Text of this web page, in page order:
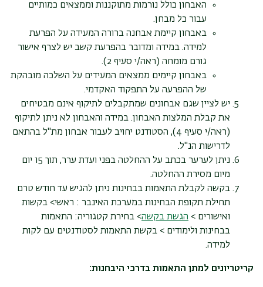
האבחון כולל נורמות מתוקננות וממצאים כמותיים
עבור כל מבחן.
באבחון קיימת אבחנה ברורה המעידה על הפרעת
למידה. במידה ומדובר בהפרעת קשב יש לצרף אישור
גורם מומחה (ראה/י סעיף 2).
באבחון קיימים ממצאים המעידים על השלכה מובהקת
של ההפרעה על התפקוד האקדמי.
יש לציין שגם אבחונים שמתקבלים לתיקוף אינם מבטיחים
את קבלת המלצות האבחון. במידה והאבחון לא ניתן לתיקוף
(ראה/י סעיף 4), הסטודנט יחויב לעבור אבחון מת"ל בהתאם
לדרישות הנ"ל.
ניתן לערער בכתב על ההחלטה בפני ועדת ערר, תוך 15 יום
מיום מסירת ההחלטה.
בקשה לקבלת התאמות בבחינות ניתן להגיש עד חודש טרם
תחילת תקופת הבחינות במערכת האינבר : ראשי> בקשות
ואישורים > הגשת בקשה> בחירת קטגוריה: התאמות
בבחינות ולימודים > בקשת התאמות לסטודנטים עם לקות
למידה.
קריטריונים למתן התאמות בדרכי היבחנות: